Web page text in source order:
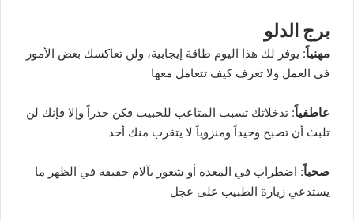
برج الدلو
مهنياً: يوفر لك هذا اليوم طاقة إيجابية، ولن تعاكسك بعض الأمور
في العمل ولا تعرف كيف تتعامل معها
عاطفياً: تدخلاتك تسبب المتاعب للحبيب فكن حذراً وإلا فإنك لن
تلبث أن تصبح وحيداً ومنزوياً لا يتقرب منك أحد
صحياً: اضطراب في المعدة أو شعور بآلام خفيفة في الظهر ما
يستدعي زيارة الطبيب على عجل